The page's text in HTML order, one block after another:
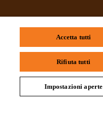
STIHL FAQ
Accetta tutti
Rifiuta tutti
Impostazioni aperte